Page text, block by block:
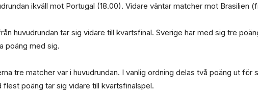
ikväll mot Portugal (18.00). Vidare väntar matcher mot Brasilien
huvudrundan tar sig vidare till kvartsfinal. Sverige har med sig tre
poäng med sig.
tre matcher var i huvudrundan. I vanlig ordning delas två poäng ut
flest poäng tar sig vidare till kvartsfinalspel.